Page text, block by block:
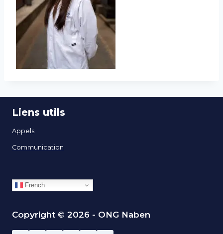
Copyright © 2026 - ONG Naben
Liens utils
Appels
Communication
French